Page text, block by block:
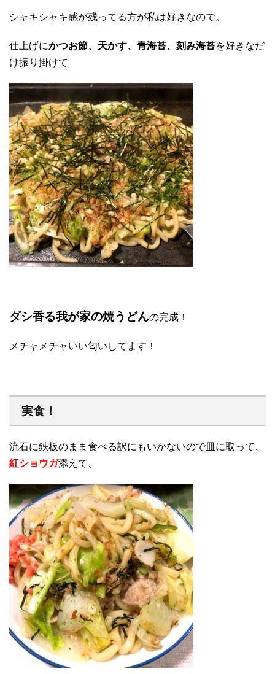
シャキシャキ感が残ってる方が私は好きなので。
仕上げにかつお節、天かす、青海苔、刻み海苔を好きなだ
け振り掛けて
ダシ香る我が家の焼うどんの完成！
メチャメチャいい匂いしてます！
実食！
流石に鉄板のまま食べる訳にもいかないので皿に取って、
紅ショウガ添えて、